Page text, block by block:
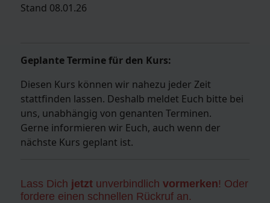
Stand 08.01.26
Geplante Termine für den Kurs:
Diesen Kurs können wir nahezu jeder Zeit
stattfinden lassen. Deshalb meldet Euch bitte bei
uns, unabhängig von genanten Terminen.
Gerne informieren wir Euch, auch wenn der
nächste Kurs geplant ist.
Lass Dich jetzt unverbindlichvormerken! Oder
fordere einen schnellen Rückruf an.